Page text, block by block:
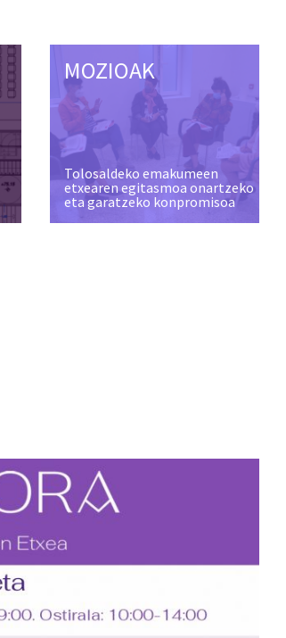
MOZIOAK
Tolosaldeko emakumeen
etxearen egitasmoa onartzeko
eta garatzeko konpromisoa